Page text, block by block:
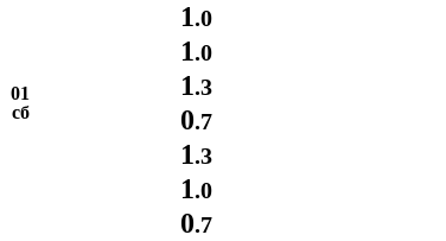
01
сб
1.0
1.0
1.3
0.7
1.3
1.0
0.7